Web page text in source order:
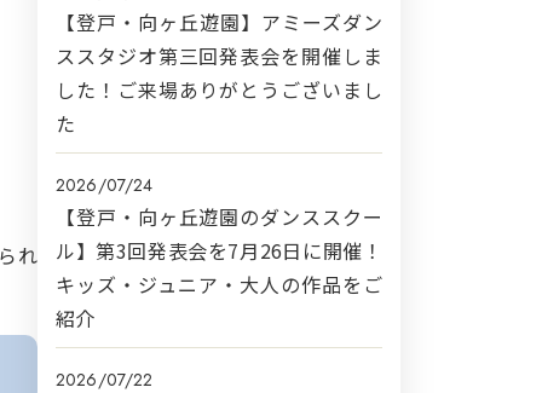
れ
【登戸・向ヶ丘遊園】アミーズダン
ススタジオ第三回発表会を開催しま
した！ご来場ありがとうございまし
た
2026/07/24
【登戸・向ヶ丘遊園のダンススクー
ル】第3回発表会を7月26日に開催！
キッズ・ジュニア・大人の作品をご
紹介
2026/07/22